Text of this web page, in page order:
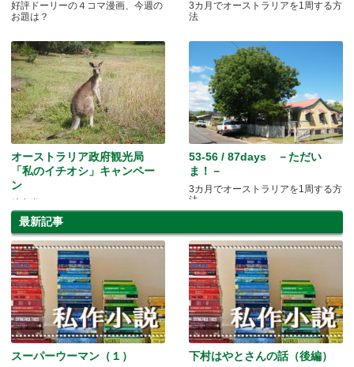
好評ドーリーの４コマ漫画、今週の
お題は？
3カ月でオーストラリアを1周する方
法
オーストラリア政府観光局
「私のイチオシ」キャンペー
ン
航空券がもらえるかも？！
53-56 / 87days －ただい
ま！－
3カ月でオーストラリアを1周する方
法
最新記事
スーパーウーマン（１） 下村はやとさんの話（後編）